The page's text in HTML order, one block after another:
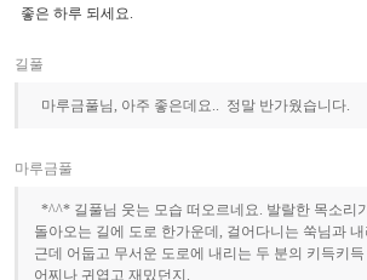
좋은 하루 되세요.
길풀
마루금풀님, 아주 좋은데요.. 정말 반가웠습니다.
마루금풀
*^^* 길풀님 웃는 모습 떠오르네요. 발랄한 목소리
돌아오는 길에 도로 한가운데, 걸어다니는 쑥님과
근데 어둡고 무서운 도로에 내리는 두 분의 키득키득
어찌나 귀엽고 재밌던지.